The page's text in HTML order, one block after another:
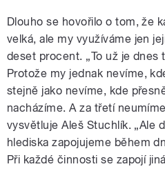
Dlouho se hovořilo o tom, že
velká, ale my využíváme jen
deset procent. „To už je dnes
Protože my jednak nevíme,
stejně jako nevíme, kde
nacházíme. A za třetí
vysvětluje Aleš Stuchlík. „Ale
hlediska zapojujeme během
Při každé činnosti se zapojí